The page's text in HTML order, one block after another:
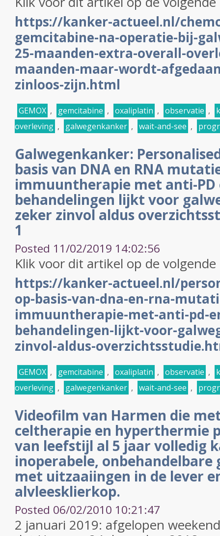
https://kanker-actueel.nl/
gemcitabine-na-operatie-bij-
25-maanden-extra-overall-
maanden-maar-wordt-
zinloos-zijn.html
GEMOX , gemcitabine , oxaliplatin , observatie ,
overleving , galwegenkanker , wait-and-see ,
Galwegenkanker:
basis van DNA en RNA
immuuntherapie met anti-PD
behandelingen lijkt voor
zeker zinvol aldus
1
Posted 11/02/2019 14:02:56
Klik voor dit artikel op de
https://kanker-actueel.nl/
op-basis-van-dna-en-rna-
immuuntherapie-met-anti-pd-
behandelingen-lijkt-voor-
zinvol-aldus-
GEMOX , gemcitabine , oxaliplatin , observatie ,
overleving , galwegenkanker , wait-and-see ,
Videofilm van Harmen die
celtherapie en hyperthermie
van leefstijl al 5 jaar volledig
inoperabele,
met uitzaaiingen in de lever
alvleesklierkop.
Posted 06/02/2010 10:21:47
2 januari 2019: afgelopen